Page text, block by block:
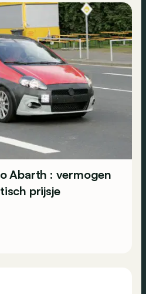
Abarth : vermogen
prijsje